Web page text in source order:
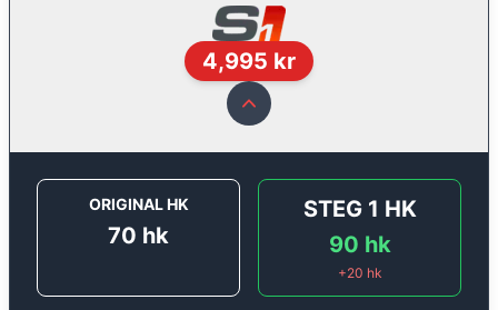
4,995 kr
ORIGINAL HK
70 hk
STEG 1 HK
90 hk
+20 hk